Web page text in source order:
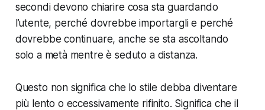
secondi devono chiarire cosa sta guardando
l’utente, perché dovrebbe importargli e perché
dovrebbe continuare, anche se sta ascoltando
solo a metà mentre è seduto a distanza.
Questo non significa che lo stile debba diventare
più lento o eccessivamente rifinito. Significa che il